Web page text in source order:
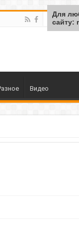
Видео
Для
сайту: